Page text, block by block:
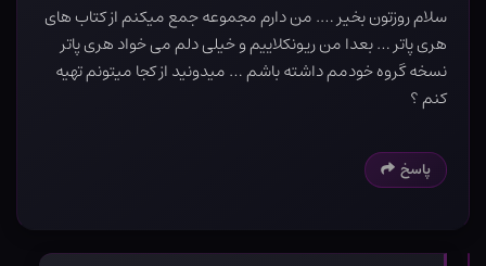
سلام روزتون بخير …. من دارم مجموعه جمع ميکنم از کتاب های
هری پاتر … بعدا من ریونکلاییم و خیلی دلم می خواد هری پاتر
نسخه گروه خودمم داشته باشم … میدونید از کجا میتونم تهیه
کنم ؟
پاسخ